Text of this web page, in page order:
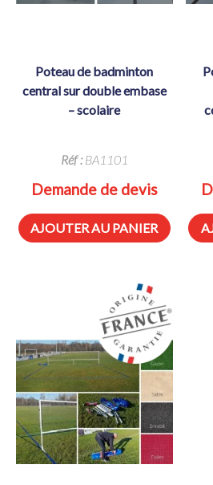
poteau de badminton
central sur double embase
– scolaire
Réf :BA1101
Demande de devis
AJOUTER AU PANIER
poteaux de badminton